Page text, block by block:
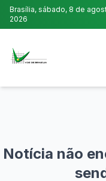
Brasília, sábado, 8 de
2026
Notícia não